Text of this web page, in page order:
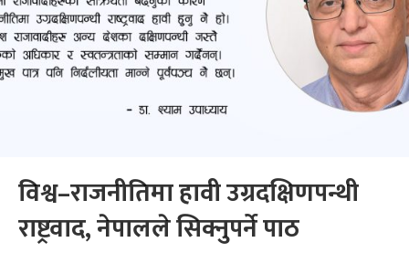
विश्व–राजनीतिमा हावी उग्रदक्षिणपन्थी
राष्ट्रवाद, नेपालले सिक्नुपर्ने पाठ